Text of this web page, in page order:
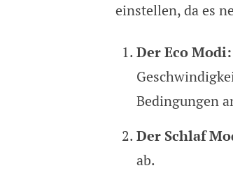
einstellen, da es
Der Eco Modi:
Bedingungen
Der Schlaf
ab.